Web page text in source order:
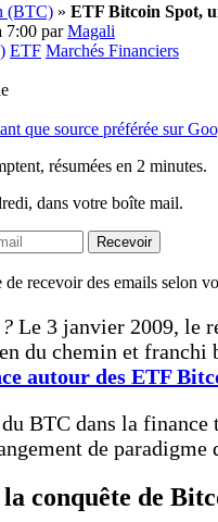
(BTC) » ETF Bitcoin Spot,
7:00 parMagali
ETF Marchés Financiers
que source préférée sur
résumées en 2 minutes.
dans votre boîte mail.
Recevoir
de recevoir des emails selon
Le 3 janvier 2009, le
du chemin et franchi
autour des ETF
BTC dans la finance
de
conquête de